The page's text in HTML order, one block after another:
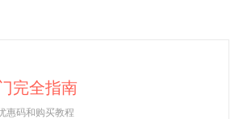
完全指南
惠码和购买教程